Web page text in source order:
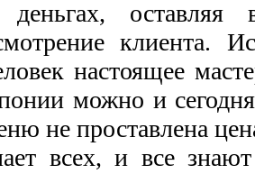
оставляя
клиента.
настоящее
можно и
не проставлена
всех, и все